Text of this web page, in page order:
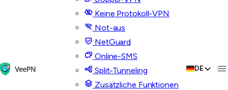
Keine Protokoll-VPN
Not-aus
NetGuard
Online-SMS
Split-Tunneling
Zusätzliche Funktionen
DE